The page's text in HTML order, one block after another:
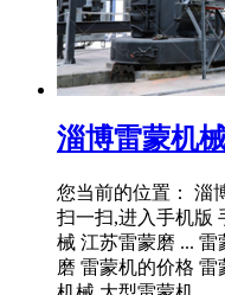
淄博雷蒙机
您当前的位置： 淄
扫一扫,进入手机版
械 江苏雷蒙磨 ...
磨 雷蒙机的价格